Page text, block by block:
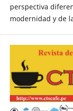
perspectiva
modernidad y de